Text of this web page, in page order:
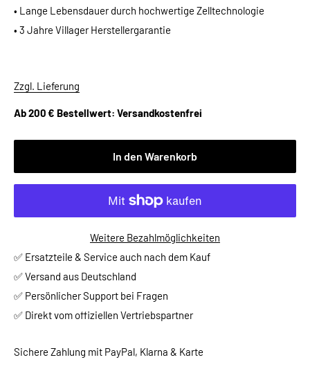
• Lange Lebensdauer durch hochwertige Zelltechnologie
• 3 Jahre Villager Herstellergarantie
Zzgl. Lieferung
Ab 200 € Bestellwert: Versandkostenfrei
In den Warenkorb
Weitere Bezahlmöglichkeiten
✅ Ersatzteile & Service auch nach dem Kauf
✅ Versand aus Deutschland
✅ Persönlicher Support bei Fragen
✅ Direkt vom offiziellen Vertriebspartner
Sichere Zahlung mit PayPal, Klarna & Karte